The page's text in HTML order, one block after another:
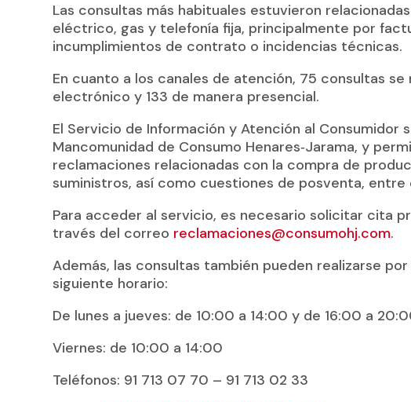
Las consultas más habituales estuvieron
eléctrico, gas y telefonía fija, principalmente por
incumplimientos de contrato o incidencias técnicas.
En cuanto a los canales de atención, 75 consultas
electrónico y 133 de manera presencial.
El Servicio de Información y Atención al Consumidor
Mancomunidad de Consumo Henares‑Jarama, y
reclamaciones relacionadas con la compra de
suministros, así como cuestiones de posventa, entre
Para acceder al servicio, es necesario solicitar cita
través del correo reclamaciones@consumohj.com.
Además, las consultas también pueden realizarse
siguiente horario:
De lunes a jueves: de 10:00 a 14:00 y de 16:00 a
Viernes: de 10:00 a 14:00
Teléfonos: 91 713 07 70 – 91 713 02 33